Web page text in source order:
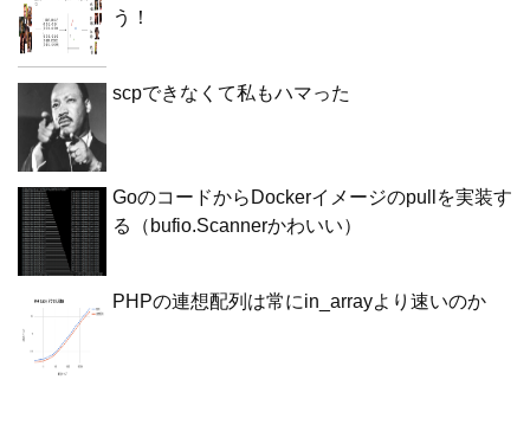
う！
scpできなくて私もハマった
GoのコードからDockerイメージのpullを実装す
る（bufio.Scannerかわいい）
PHPの連想配列は常にin_arrayより速いのか